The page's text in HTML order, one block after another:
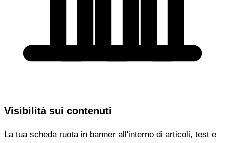
Visibilità sui contenuti
La tua scheda ruota in banner all'interno di articoli, test e